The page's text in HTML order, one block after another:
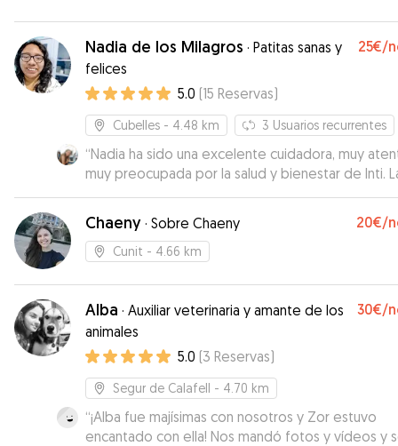
Nadia de los Milagros · Patitas sanas y
felices
25€/
5.0 (15 Reservas)
Cubelles - 4.48 km 3 Usuarios recurrentes
“Nadia ha sido una excelente cuidadora, muy
muy preocupada por la salud y bienestar de Inti.
recomendamos!”
Chaeny · Sobre Chaeny 20€/
Cunit - 4.66 km
Alba · Auxiliar veterinaria y amante de los
animales
30€/
5.0 (3 Reservas)
Segur de Calafell - 4.70 km
“¡Alba fue majísimas con nosotros y Zor estuvo
encantado con ella! Nos mandó fotos y vídeos y